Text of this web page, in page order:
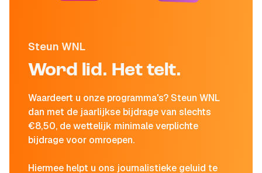
Steun WNL
Word lid. Het telt.
Waardeert u onze programma's? Steun WNL
dan met de jaarlijkse bijdrage van slechts
€8,50, de wettelijk minimale verplichte
bijdrage voor omroepen.
Hiermee helpt u ons journalistieke geluid te